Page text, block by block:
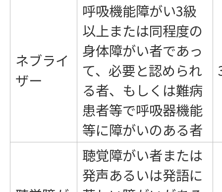
ネブライ
ザー
呼吸機能障がい3級
以上または同程度の
身体障がい者であっ
て、必要と認められ
る者、もしくは難病
患者等で呼吸器機能
等に障がいのある者
聴覚障がい者または
発声あるいは発語に